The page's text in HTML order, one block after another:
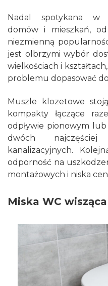
Nadal spotykana w
domów i mieszkań, od
niezmienną
jest olbrzymi wybór
wielkościach i
problemu dopasować do
Muszle klozetowe
kompakty łączące
odpływie pionowym
dwóch najczęściej
kanalizacyjnych.
odporność na
montażowych i niska
Miska WC wisząca